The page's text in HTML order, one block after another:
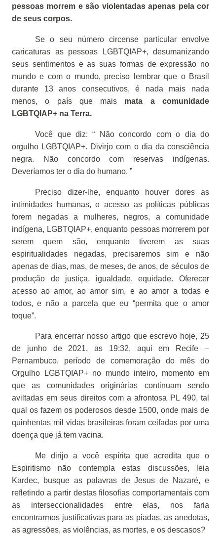
pessoas morrem e são violentadas apenas pela cor
de seus corpos.
Se o seu número circense particular envolve
caricaturas as pessoas LGBTQIAP+, desumanizando
seus sentimentos e as suas formas de expressão no
mundo e com o mundo, preciso lembrar que o Brasil
durante 13 anos consecutivos, é nada mais nada
menos, o país que mais mata a comunidade
LGBTQIAP+ na Terra.
Você que diz: “ Não concordo com o dia do
orgulho LGBTQIAP+. Divirjo com o dia da consciência
negra. Não concordo com reservas indígenas.
Deveríamos ter o dia do humano. ”
Preciso dizer-lhe, enquanto houver dores as
intimidades humanas, o acesso as políticas públicas
forem negadas a mulheres, negros, a comunidade
indígena, LGBTQIAP+, enquanto pessoas morrerem por
serem quem são, enquanto tiverem as suas
espiritualidades negadas, precisaremos sim e não
apenas de dias, mas, de meses, de anos, de séculos de
produção de justiça, igualdade, equidade. Oferecer
acesso ao amor, ao amor sim, e ao amor a todas e
todos, e não a parcela que eu “permita que o amor
toque”.
Para encerrar nosso artigo que escrevo hoje, 25
de junho de 2021, as 19:32, aqui em Recife –
Pernambuco, período de comemoração do mês do
Orgulho LGBTQIAP+ no mundo inteiro, momento em
que as comunidades originárias continuam sendo
aviltadas em seus direitos com a afrontosa PL 490, tal
qual os fazem os poderosos desde 1500, onde mais de
quinhentas mil vidas brasileiras foram ceifadas por uma
doença que já tem vacina.
Me dirijo a você espírita que acredita que o
Espiritismo não contempla estas discussões, leia
Kardec, busque as palavras de Jesus de Nazaré, e
refletindo a partir destas filosofias comportamentais com
as interseccionalidades entre elas, nos faria
encontrarmos justificativas para as piadas, as anedotas,
as agressões, as violências, as mortes, e os descasos?